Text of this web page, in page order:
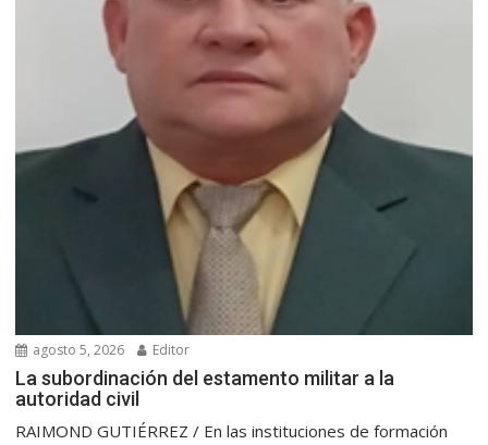
agosto 5, 2026 Editor
La subordinación del estamento militar a la
autoridad civil
RAIMOND GUTIÉRREZ / En las instituciones de formación